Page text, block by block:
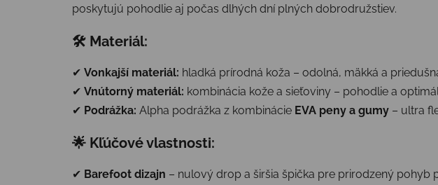
poskytujú pohodlie aj počas dlhých dní plných dobrodružstiev.
🛠 Materiál:
✔ Vonkajší materiál: hladká prírodná koža – odolná, mäkká a
✔ Vnútorný materiál: kombinácia kože a sieťoviny – pohodlie a
✔ Podrážka: Alpha podrážka z kombinácie EVA peny a gumy – ultra
🌟 Kľúčové vlastnosti:
✔ Barefoot dizajn – nulový drop a širšia špička pre prirodzený pohyb